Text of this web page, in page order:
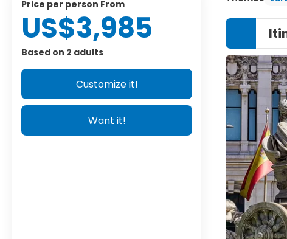
price per person From
US$3,985
Based on 2 adults
Customize it!
Want it!